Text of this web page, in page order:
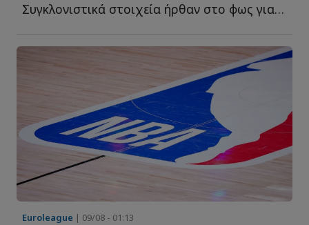
Συγκλονιστικά στοιχεία ήρθαν στο φως για τον πρόωρο θ...
Euroleague | 09/08 - 01:13